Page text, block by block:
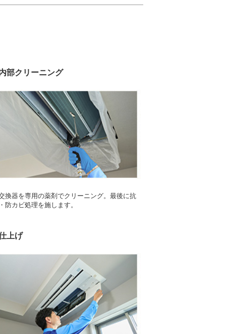
部クリーニング
換器を専用の薬剤でクリーニング。最後に抗
防カビ処理を施します。
上げ